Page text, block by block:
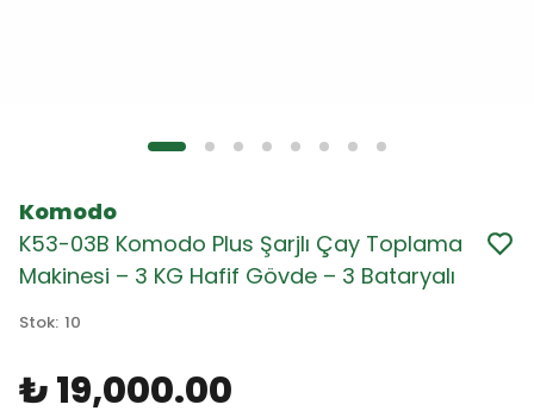
Komodo
K53-03B Komodo Plus Şarjlı Çay Toplama
Makinesi – 3 KG Hafif Gövde – 3 Bataryalı
Stok: 10
₺ 19,000.00